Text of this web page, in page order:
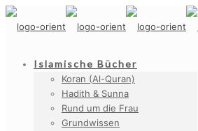
Islamische Bücher
Koran (Al-Quran)
Hadith & Sunna
Rund um die Frau
Grundwissen